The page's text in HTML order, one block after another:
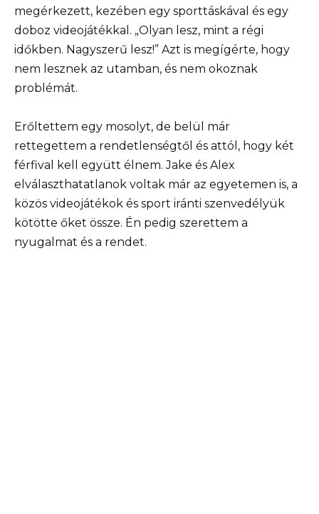
megérkezett, kezében egy sporttáskával és egy
doboz videojátékkal. „Olyan lesz, mint a régi
időkben. Nagyszerű lesz!” Azt is megígérte, hogy
nem lesznek az utamban, és nem okoznak
problémát.
Erőltettem egy mosolyt, de belül már
rettegettem a rendetlenségtől és attól, hogy két
férfival kell együtt élnem. Jake és Alex
elválaszthatatlanok voltak már az egyetemen is, a
közös videojátékok és sport iránti szenvedélyük
kötötte őket össze. Én pedig szerettem a
nyugalmat és a rendet.